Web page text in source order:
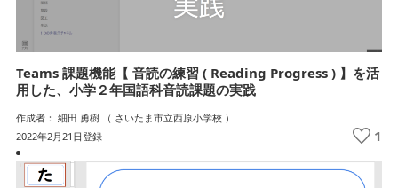
Teams 課題機能【 音読の練習 ( Reading Progress ) 】を活
用した、小学２年国語科音読課題の実践
作成者： 細田 勇樹 （ さいたま市立西原小学校 ）
2022年2月21日登録
1